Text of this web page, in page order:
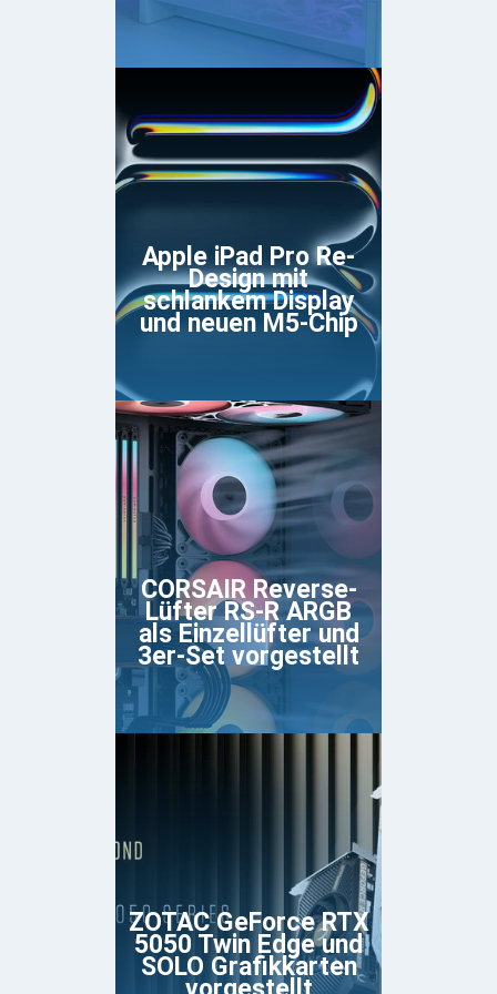
Apple iPad Pro Re-
Design mit
schlankem Display
und neuen M5-Chip
CORSAIR Reverse-
Lüfter RS-R ARGB
als Einzellüfter und
3er-Set vorgestellt
ZOTAC GeForce RTX
5050 Twin Edge und
SOLO Grafikkarten